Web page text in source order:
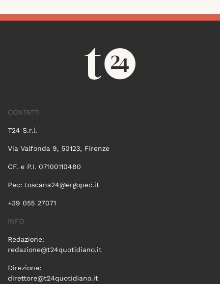
CONTATTI
T24 S.r.l.
Via Valfonda 9, 50123, Firenze
CF. e P.I. 07100110480
Pec: toscana24@ergopec.it
+39 055 27071
INFO
Redazione:
redazione@t24quotidiano.it
Direzione:
direttore@t24quotidiano.it